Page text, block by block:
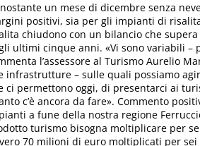
un mese di dicembre senza
positivi, sia per gli impianti di
chiudono con un bilancio che
ultimi cinque anni. «Vi sono variabili –
l’assessore al Turismo Aurelio
infrastrutture – sulle quali possiamo
ci permettono oggi, di presentarci ai
c’è ancora da fare». Commento
a fune della nostra regione
turismo bisogna moltiplicare per
70 milioni di euro moltiplicati per